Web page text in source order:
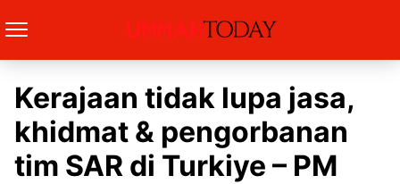
Kerajaan tidak lupa jasa,
khidmat & pengorbanan
tim SAR di Turkiye – PM